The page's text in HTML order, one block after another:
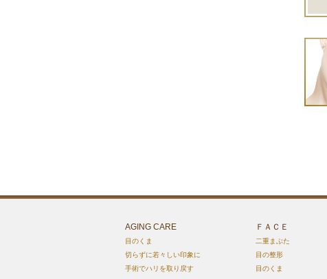
AGING CARE
目のくま
切らずに若々しい印象に
手術でハリを取り戻す
ＦＡＣＥ
二重まぶた
目の整形
目のくま